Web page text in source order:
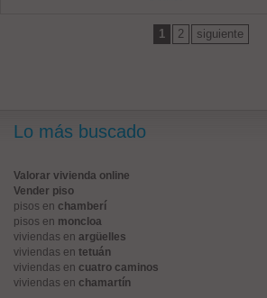
1 2 siguiente
Lo más buscado
Valorar vivienda online
Vender piso
pisos en chamberí
pisos en moncloa
viviendas en argüelles
viviendas en tetuán
viviendas en cuatro caminos
viviendas en chamartín